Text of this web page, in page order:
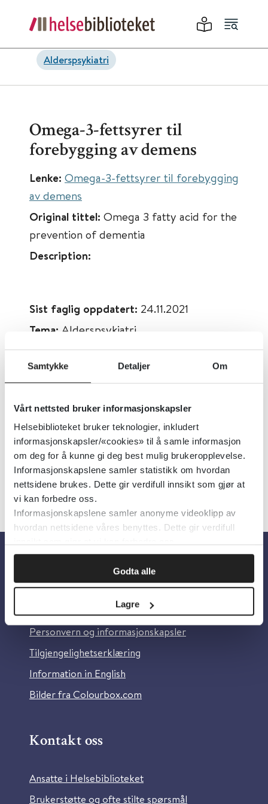
Samtykke Detaljer Om
Vårt nettsted bruker informasjonskapsler
Helsebiblioteket bruker teknologier, inkludert
informasjonskapsler/«cookies» til å samle informasjon
om deg for å kunne gi deg best mulig brukeropplevelse.
Informasjonskapslene samler statistikk om hvordan
nettsidene brukes. Dette gir verdifull innsikt som gjør at
vi kan forbedre oss.
Informasjonskapslene samler anonyme videoklipp av
hvordan nettsidene våres benyttes. Dette gir verdifull
Godta alle
Lagre
Alderspsykiatri
Omega-3-fettsyrer til
forebygging av demens
Lenke: Omega-3-fettsyrer til forebygging
av demens
Original tittel: Omega 3 fatty acid for the
prevention of dementia
Description:
Sist faglig oppdatert: 24.11.2021
Tema: Alderspsykiatri
Emner:Kosttilskudd, Demens,
Forebygging
Utgiver: Cochrane Library
Språk:Engelsk
Om Helsebiblioteket
Personvern og informasjonskapsler
Tilgjengelighetserklæring
Information in English
Bilder fra Colourbox.com
Kontakt oss
Ansatte i Helsebiblioteket
Brukerstøtte og ofte stilte spørsmål